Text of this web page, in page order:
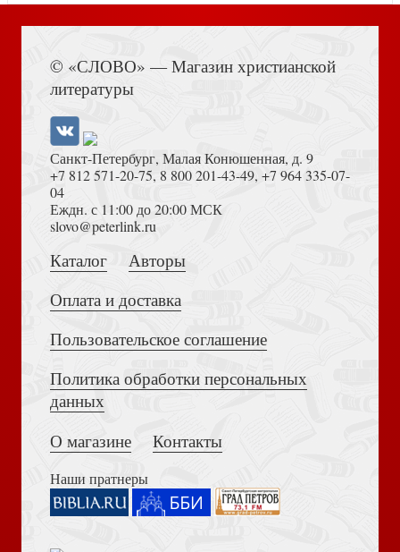
Старый Валаам (Сибирская Благозвонница)
Шмелев И.С. Пути небесные (Эксклюзив. Русская
Неупиваемая Чаша. Росстани.: Повести
Молитвослов и Псалтирь Пресвятой Богородице
Если нет духовника: Ответы священников на вопросы о
Толкование на Апокалипсис (Тихоний Африканский)
Достоевский Ф.М. Сила и правда России (2024)
© «СЛОВО» — Магазин христианской
литературы
Санкт-Петербург, Малая Конюшенная, д. 9
+7 812 571-20-75, 8 800 201-43-49, +7 964 335-07-
04
Еждн. с 11:00 до 20:00 МСК
slovo@peterlink.ru
Каталог
Авторы
Оплата и доставка
Пользовательское соглашение
Политика обработки персональных
данных
О магазине
Контакты
Наши пратнеры